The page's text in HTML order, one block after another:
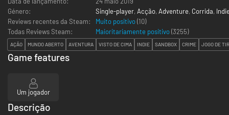
Género:
Single-player, Acção, Adventure, Corrida,
Reviews recentes da Steam:
Muito positivo(10)
Todas Reviews Steam:
Maioritariamente positivo(3255)
AÇÃO MUNDO ABERTO AVENTURA VISTO DE CIMA INDIE SANDBOX CRIME JOGO DE
Game features
Um jogador
Descrição